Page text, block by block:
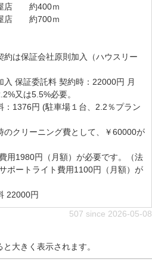
店 約400ｍ
店 約700ｍ
は保証会社原則加入（ハウスリー
入 保証委託料 契約時：22000円 月
又は5.5%必要。
：1376円 (駐車場１台、2.2％プラン
のクリーニング費として、￥60000が
用1980円（月額）が必要です。（法
ポートライト費用1100円（月額）が
22000円
507 since 2026-05-08
大きく表示されます。